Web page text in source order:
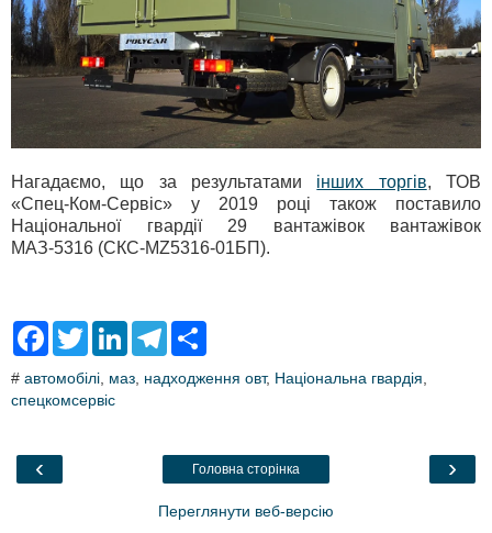
Нагадаємо, що за результатами інших торгів, ТОВ
«Спец-Ком-Сервіс» у 2019 році також поставило
Національної гвардії 29 вантажівок вантажівок
МАЗ-5316 (СКС-MZ5316-01БП).
F
e
b
k
T
t
t
L
k
T
e
m
r
# автомобілі маз надходження овт, Національна гвардія
спецкомсервіс
‹ ›
Головна сторінка
Переглянути веб-версію